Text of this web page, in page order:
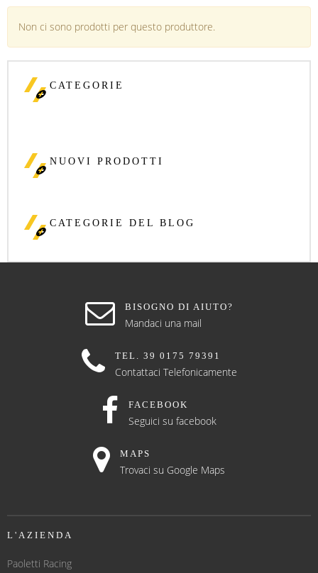
Non ci sono prodotti per questo produttore.
CATEGORIE
NUOVI PRODOTTI
CATEGORIE DEL BLOG
BISOGNO DI AIUTO?
Mandaci una mail
TEL. 39 0175 79391
Contattaci Telefonicamente
FACEBOOK
Seguici su facebook
MAPS
Trovaci su Google Maps
L'AZIENDA
Paoletti Racing